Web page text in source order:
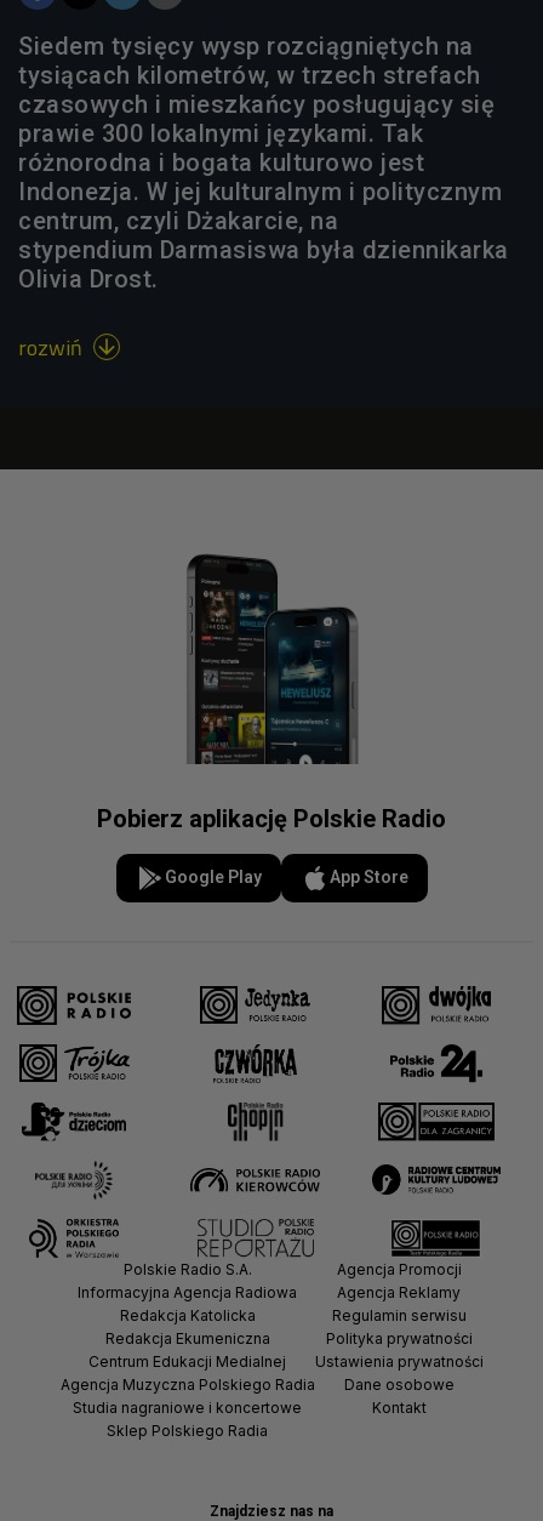
Siedem tysięcy wysp rozciągniętych na
tysiącach kilometrów, w trzech strefach
czasowych i mieszkańcy posługujący się
prawie 300 lokalnymi językami. Tak
różnorodna i bogata kulturowo jest
Indonezja. W jej kulturalnym i politycznym
centrum, czyli Dżakarcie, na
stypendium Darmasiswa była dziennikarka
Olivia Drost.
rozwiń 
Pobierz aplikację Polskie Radio
Google Play App Store
Znajdziesz nas na
Polskie Radio S.A.
Informacyjna Agencja Radiowa
Redakcja Katolicka
Redakcja Ekumeniczna
Centrum Edukacji Medialnej
Agencja Muzyczna Polskiego Radia
Studia nagraniowe i koncertowe
Sklep Polskiego Radia
Agencja Promocji
Agencja Reklamy
Regulamin serwisu
Polityka prywatności
Ustawienia prywatności
Dane osobowe
Kontakt